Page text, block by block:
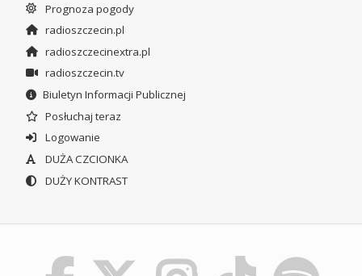
Prognoza pogody
radioszczecin.pl
radioszczecinextra.pl
radioszczecin.tv
Biuletyn Informacji Publicznej
Posłuchaj teraz
Logowanie
DUŻA CZCIONKA
DUŻY KONTRAST